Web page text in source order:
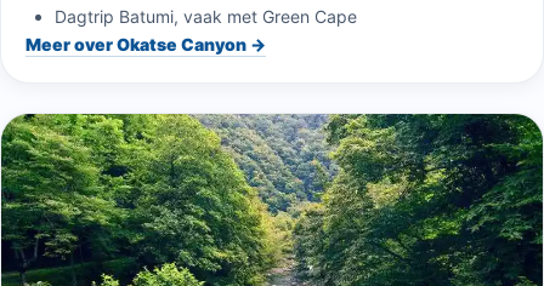
Dagtrip Batumi, vaak met Green Cape
Meer over Okatse Canyon →